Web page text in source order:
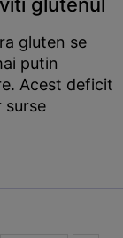
gluten se
putin
Acest deficit
surse